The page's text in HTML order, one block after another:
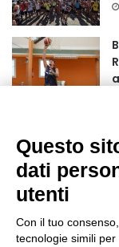
Questo
dati
utenti
Con il tuo
tecnologie simili